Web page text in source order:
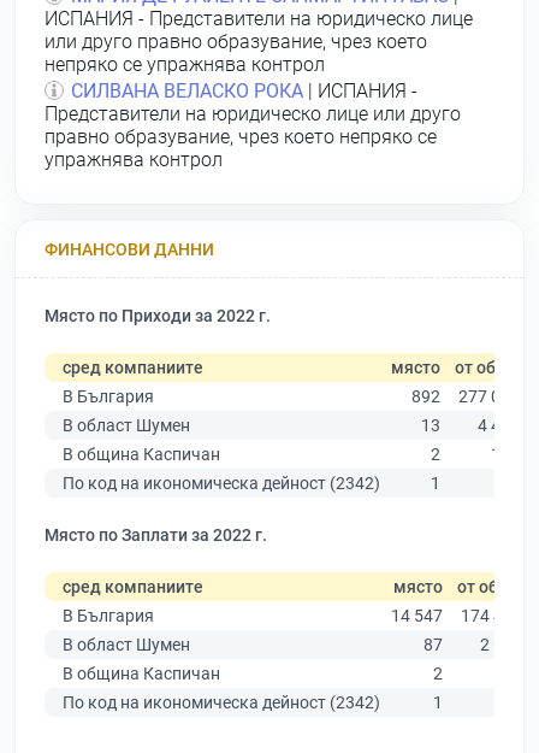
ИСПАНИЯ - Представители на юридическо лице
или друго правно образувание, чрез което
непряко се упражнява контрол
СИЛВАНА ВЕЛАСКО РОКА | ИСПАНИЯ -
Представители на юридическо лице или друго
правно образувание, чрез което непряко се
упражнява контрол
ФИНАНСОВИ ДАННИ
Място по Приходи за 2022 г.
сред компаниите място от общо
В България
892
277 019
В област Шумен
13
4 480
В община Каспичан
2
109
По код на икономическа дейност (2342)
1
Място по Заплати за 2022 г.
сред компаниите място от общо
В България
14 547
174 403
В област Шумен
87
2 635
В община Каспичан
2
По код на икономическа дейност (2342)
1